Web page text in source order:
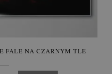
FALE NA CZARNYM TLE